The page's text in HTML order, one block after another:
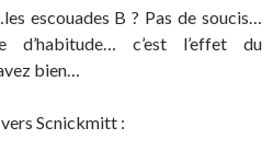
escouades B ? Pas de soucis…
d’habitude… c’est l’effet du
bien…
Scnickmitt :